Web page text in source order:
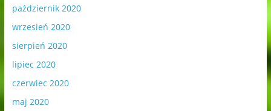
październik 2020
wrzesień 2020
sierpień 2020
lipiec 2020
czerwiec 2020
maj 2020